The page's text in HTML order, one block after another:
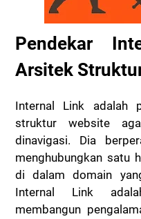
Pendekar
Arsitek
Internal Link adalah
struktur website
dinavigasi. Dia
menghubungkan satu
di dalam domain
Internal Link
membangun